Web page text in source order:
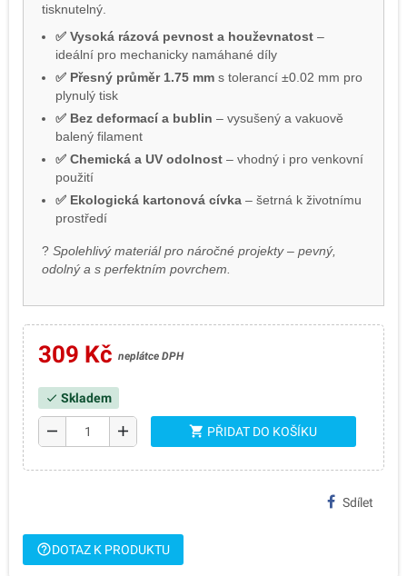
tisknutelný.
✅ Vysoká rázová pevnost a houževnatost –
ideální pro mechanicky namáhané díly
✅ Přesný průměr 1.75 mm s tolerancí ±0.02 mm pro
plynulý tisk
✅ Bez deformací a bublin – vysušený a vakuově
balený filament
✅ Chemická a UV odolnost – vhodný i pro venkovní
použití
✅ Ekologická kartonová cívka – šetrná k životnímu
prostředí
? Spolehlivý materiál pro náročné projekty – pevný,
odolný a s perfektním povrchem.
309 Kč neplátce DPH
check Skladem
remove add shopping_cart PŘIDAT DO KOŠÍKU
Sdílet
help_outlineDOTAZ K PRODUKTU